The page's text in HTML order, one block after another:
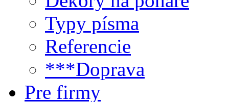
Typy písma
Referencie
***Doprava
Pre firmy